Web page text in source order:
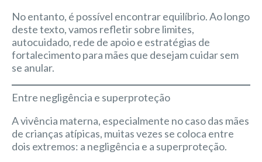
No entanto, é possível encontrar equilíbrio. Ao longo
deste texto, vamos refletir sobre limites,
autocuidado, rede de apoio e estratégias de
fortalecimento para mães que desejam cuidar sem
se anular.
Entre negligência e superproteção
A vivência materna, especialmente no caso das mães
de crianças atípicas, muitas vezes se coloca entre
dois extremos: a negligência e a superproteção.